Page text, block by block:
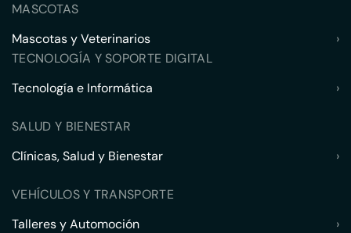
MASCOTAS
Mascotas y Veterinarios
›
TECNOLOGÍA Y SOPORTE DIGITAL
Tecnología e Informática
›
SALUD Y BIENESTAR
Clínicas, Salud y Bienestar
›
VEHÍCULOS Y TRANSPORTE
Talleres y Automoción
›